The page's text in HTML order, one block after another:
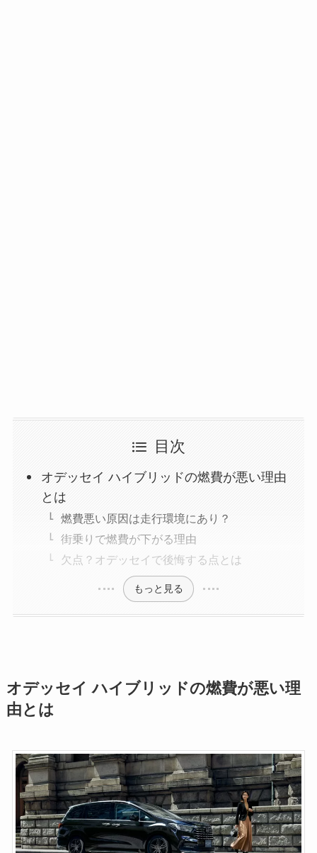
目次
オデッセイ ハイブリッドの燃費が悪い理由
とは
燃費悪い原因は走行環境にあり？
街乗りで燃費が下がる理由
欠点？オデッセイで後悔する点とは
もっと見る
オデッセイ ハイブリッドの燃費が悪い理
由とは